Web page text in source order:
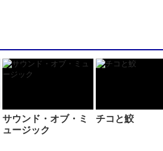
サウンド・オブ・ミ
ュージック
チコと鮫